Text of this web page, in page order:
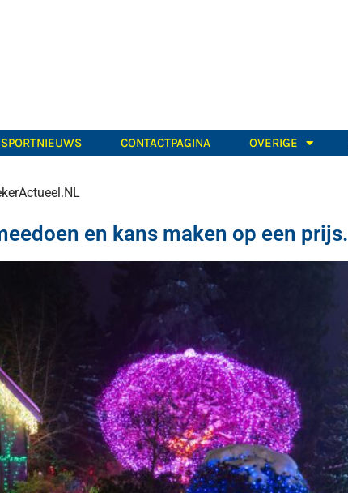
SPORTNIEUWS CONTACTPAGINA OVERIGE
en kans maken op een prijs.